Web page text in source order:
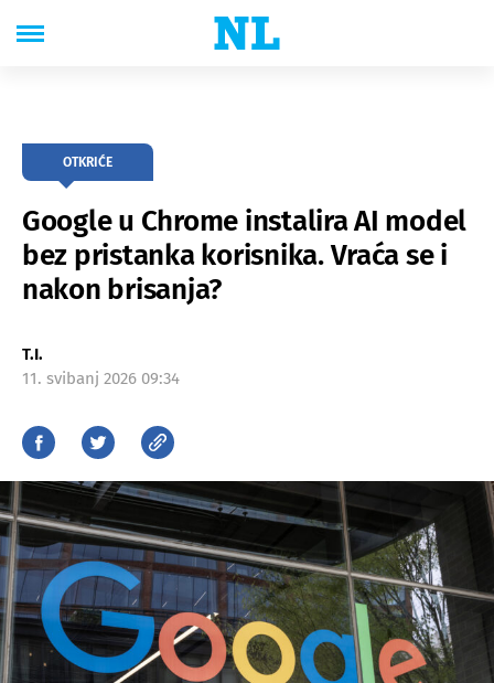
OTKRIĆE
Google u Chrome instalira AI model
bez pristanka korisnika. Vraća se i
nakon brisanja?
T.I.
11. svibanj 2026 09:34